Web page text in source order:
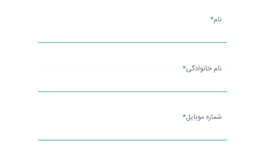
نام*
نام خانوادگی*
شماره موبایل*